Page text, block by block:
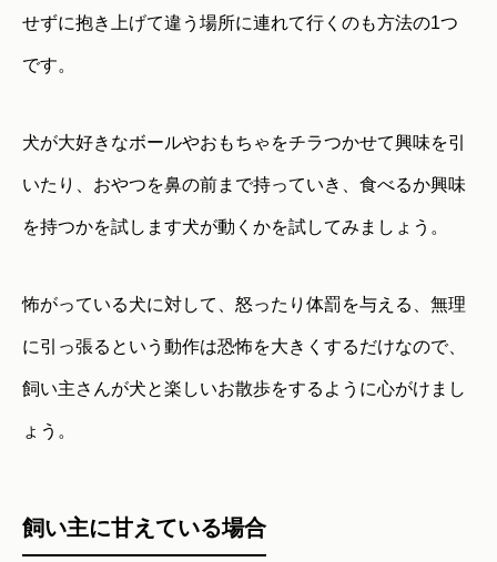
せずに抱き上げて違う場所に連れて行くのも方法の1つ
です。
犬が大好きなボールやおもちゃをチラつかせて興味を引
いたり、おやつを鼻の前まで持っていき、食べるか興味
を持つかを試します犬が動くかを試してみましょう。
怖がっている犬に対して、怒ったり体罰を与える、無理
に引っ張るという動作は恐怖を大きくするだけなので、
飼い主さんが犬と楽しいお散歩をするように心がけまし
ょう。
飼い主に甘えている場合